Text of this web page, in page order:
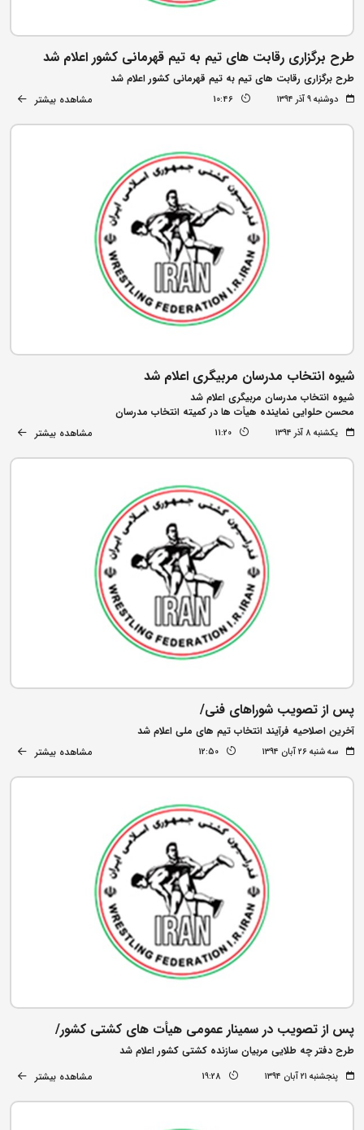
طرح برگزاری رقابت های تیم به تیم قهرمانی کشور اعلام شد
طرح برگزاری رقابت های تیم به تیم قهرمانی کشور اعلام شد
دوشنبه ۹ آذر ۱۳۹۴ 10:46 مشاهده بیشتر
شیوه انتخاب مدرسان مربیگری اعلام شد
شیوه انتخاب مدرسان مربیگری اعلام شد
محسن حلوایی نماینده هیأت ها در کمیته انتخاب مدرسان
یکشنبه ۸ آذر ۱۳۹۴ 11:20 مشاهده بیشتر
پس از تصویب شوراهای فنی/
آخرین اصلاحیه فرآیند انتخاب تیم های ملی اعلام شد
سه شنبه ۲۶ آبان ۱۳۹۴ 12:50 مشاهده بیشتر
پس از تصویب در سمینار عمومی هیأت های کشتی کشور/
طرح دفتر چه طلایی مربیان سازنده کشتی کشور اعلام شد
پنجشنبه ۲۱ آبان ۱۳۹۴ 19:28 مشاهده بیشتر